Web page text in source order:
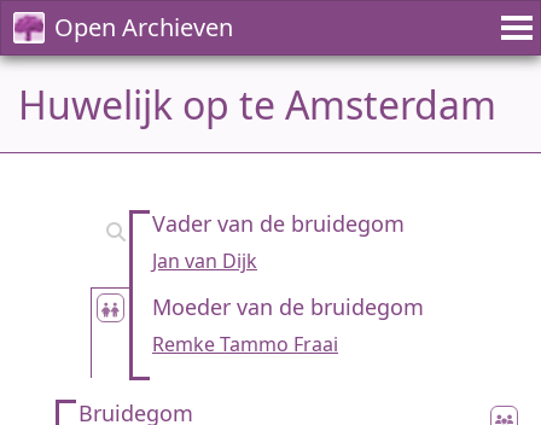
Open Archieven
Huwelijk op te Amsterdam
Vader van de bruidegom
Jan van Dijk
Moeder van de bruidegom
Remke Tammo Fraai
Bruidegom